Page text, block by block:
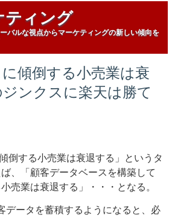
ティング
バルな視点からマーケティングの新しい傾向を
傾倒する小売業は衰
ンクスに楽天は勝て
倒する小売業は衰退する」というタ
、「顧客データベースを構築して
売業は衰退する」・・・と なる。
データを蓄積するようになると、必